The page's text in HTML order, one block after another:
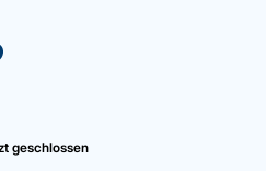
geschlossen